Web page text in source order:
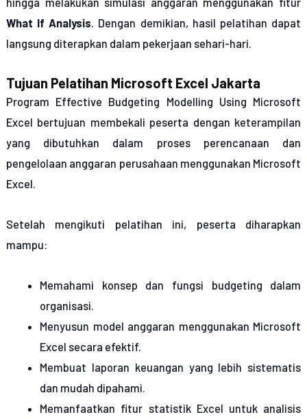
hingga melakukan simulasi anggaran menggunakan fitur
What If Analysis. Dengan demikian, hasil pelatihan dapat
langsung diterapkan dalam pekerjaan sehari-hari.
Tujuan Pelatihan Microsoft Excel Jakarta
Program Effective Budgeting Modelling Using Microsoft
Excel bertujuan membekali peserta dengan keterampilan
yang dibutuhkan dalam proses perencanaan dan
pengelolaan anggaran perusahaan menggunakan Microsoft
Excel.
Setelah mengikuti pelatihan ini, peserta diharapkan
mampu:
Memahami konsep dan fungsi budgeting dalam
organisasi.
Menyusun model anggaran menggunakan Microsoft
Excel secara efektif.
Membuat laporan keuangan yang lebih sistematis
dan mudah dipahami.
Memanfaatkan fitur statistik Excel untuk analisis